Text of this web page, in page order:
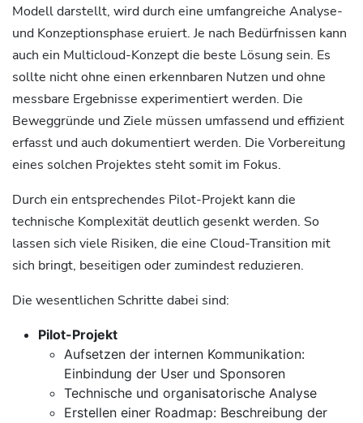
Modell darstellt, wird durch eine umfangreiche Analyse-
und Konzeptionsphase eruiert. Je nach Bedürfnissen kann
auch ein Multicloud-Konzept die beste Lösung sein. Es
sollte nicht ohne einen erkennbaren Nutzen und ohne
messbare Ergebnisse experimentiert werden. Die
Beweggründe und Ziele müssen umfassend und effizient
erfasst und auch dokumentiert werden. Die Vorbereitung
eines solchen Projektes steht somit im Fokus.
Durch ein entsprechendes Pilot-Projekt kann die
technische Komplexität deutlich gesenkt werden. So
lassen sich viele Risiken, die eine Cloud-Transition mit
sich bringt, beseitigen oder zumindest reduzieren.
Die wesentlichen Schritte dabei sind:
Pilot-Projekt
Aufsetzen der internen Kommunikation:
Einbindung der User und Sponsoren
Technische und organisatorische Analyse
Erstellen einer Roadmap: Beschreibung der